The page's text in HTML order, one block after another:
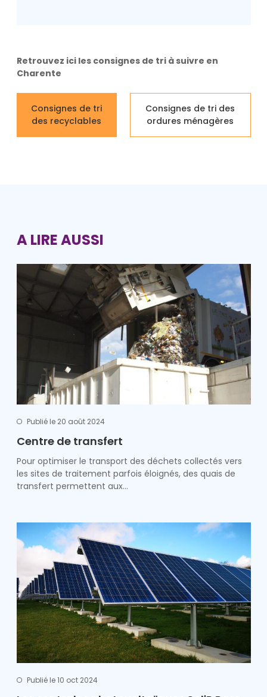
Retrouvez ici les consignes de tri à suivre en
Charente
Consignes de tri
des recyclables
Consignes de tri des
ordures ménagères
A LIRE AUSSI
Publié le 20 août 2024
Centre de transfert
Pour optimiser le transport des déchets collectés vers
les sites de traitement parfois éloignés, des quais de
transfert permettent aux…
Publié le 10 oct 2024